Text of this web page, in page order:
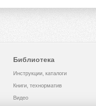
Библиотека
Инструкции, каталоги
Книги, технорматив
Видео